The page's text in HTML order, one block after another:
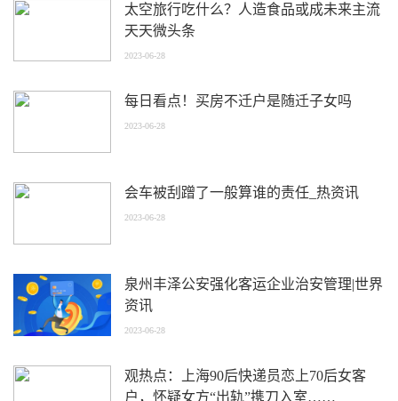
太空旅行吃什么？人造食品或成未来主流
天天微头条
2023-06-28
每日看点！买房不迁户是随迁子女吗
2023-06-28
会车被刮蹭了一般算谁的责任_热资讯
2023-06-28
泉州丰泽公安强化客运企业治安管理|世界
资讯
2023-06-28
观热点：上海90后快递员恋上70后女客
户，怀疑女方“出轨”携刀入室……